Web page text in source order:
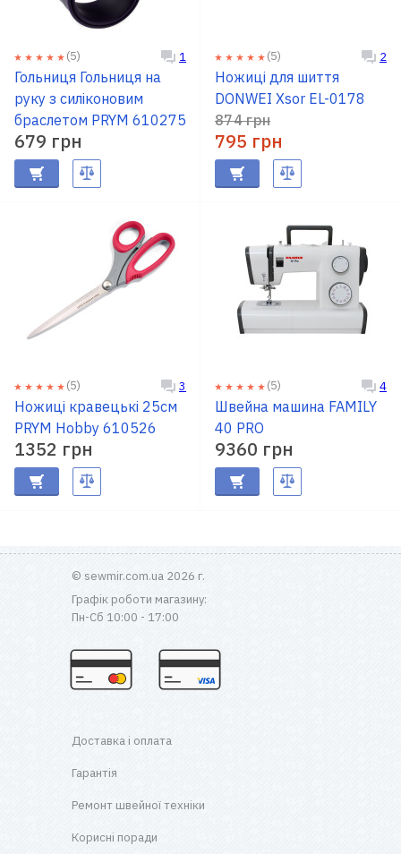
(5) 1
Гольниця Гольниця на
руку з силіконовим
браслетом PRYM 610275
679 грн
(5) 2
Ножиці для шиття
DONWEI Xsor EL-0178
874 грн
795 грн
(5) 3
Ножиці кравецькі 25см
PRYM Hobby 610526
1352 грн
(5) 4
Швейна машина FAMILY
40 PRO
9360 грн
© sewmir.com.ua 2026 г.
Графік роботи магазину:
Пн-Сб 10:00 - 17:00
Доставка і оплата
Гарантія
Ремонт швейної техніки
Корисні поради